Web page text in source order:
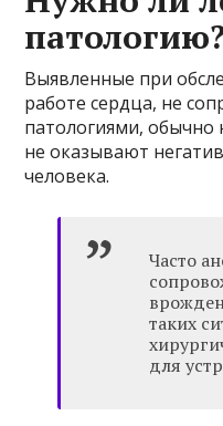
Выявленные при
работе сердца, не
патологиями, обычно
не оказывают
человека.
Часто
таких
для